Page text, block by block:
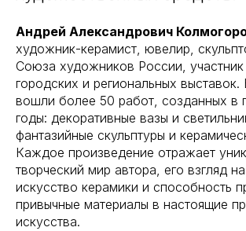
Андрей Александрович
художник-керамист, ювелир,
Союза художников России,
городских и региональных
вошли более 50 работ, созданных в
годы: декоративные вазы и
фантазийные скульптуры и
Каждое произведение отражает
творческий мир автора, его взгляд
искусство керамики и способность
привычные материалы в настоящие
искусства.